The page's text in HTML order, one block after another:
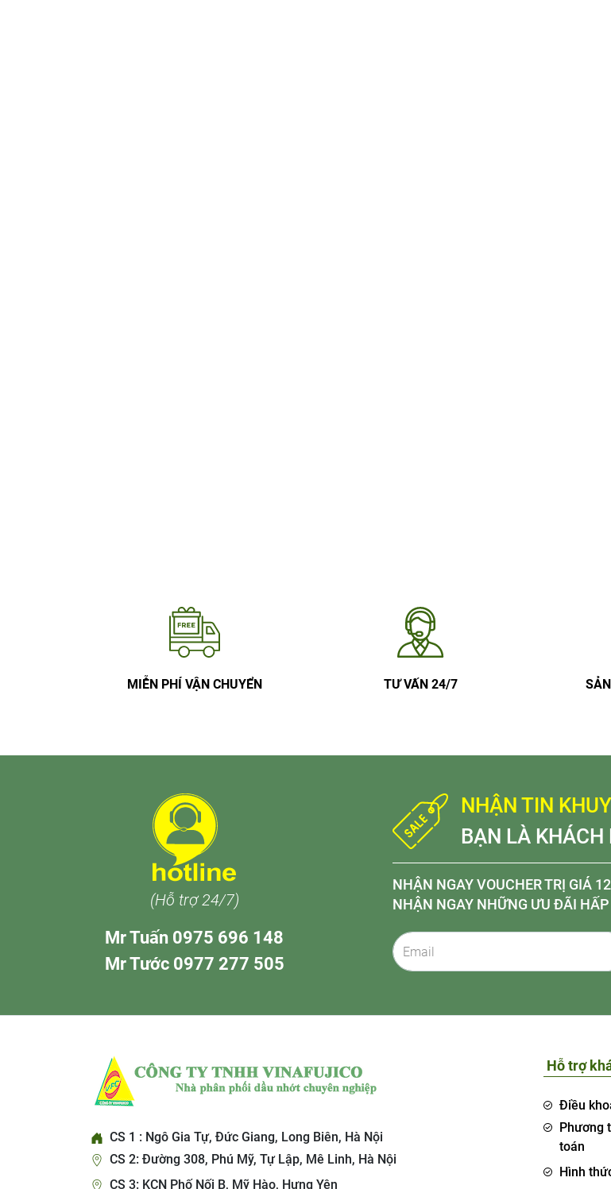
MIỄN PHÍ VẬN CHUYỂN TƯ VẤN 24/7
(Hỗ trợ 24/7)
Mr Tuấn 0975 696 148
Mr Tước 0977 277 505
NHẬN TIN
BẠN LÀ KHÁCH
NHẬN NGAY VOUCHER TRỊ GIÁ
NHẬN NGAY NHỮNG ƯU ĐÃI
CS 1 : Ngô Gia Tự, Đức Giang, Long Biên, Hà Nội
CS 2: Đường 308, Phú Mỹ, Tự Lập, Mê Linh, Hà Nội
CS 3: KCN Phố Nối B, Mỹ Hào, Hưng Yên
Hỗ trợ
Điều
Phương
toán
Hình